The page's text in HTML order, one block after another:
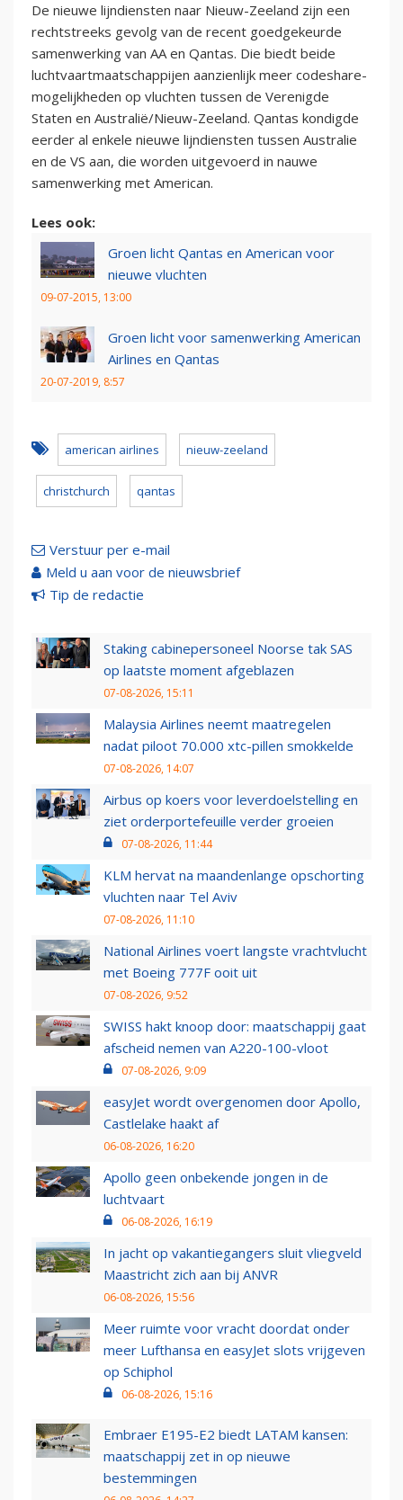
De nieuwe lijndiensten naar Nieuw-Zeeland zijn een
rechtstreeks gevolg van de recent goedgekeurde
samenwerking van AA en Qantas. Die biedt beide
luchtvaartmaatschappijen aanzienlijk meer codeshare-
mogelijkheden op vluchten tussen de Verenigde
Staten en Australië/Nieuw-Zeeland. Qantas kondigde
eerder al enkele nieuwe lijndiensten tussen Australie
en de VS aan, die worden uitgevoerd in nauwe
samenwerking met American.
Lees ook:
Groen licht Qantas en American voor
nieuwe vluchten
09-07-2015, 13:00
Groen licht voor samenwerking American
Airlines en Qantas
20-07-2019, 8:57
american airlines nieuw-zeeland
christchurch qantas
Verstuur per e-mail
Meld u aan voor de nieuwsbrief
Tip de redactie
Staking cabinepersoneel Noorse tak SAS
op laatste moment afgeblazen
07-08-2026, 15:11
Malaysia Airlines neemt maatregelen
nadat piloot 70.000 xtc-pillen smokkelde
07-08-2026, 14:07
Airbus op koers voor leverdoelstelling en
ziet orderportefeuille verder groeien
07-08-2026, 11:44
KLM hervat na maandenlange opschorting
vluchten naar Tel Aviv
07-08-2026, 11:10
National Airlines voert langste vrachtvlucht
met Boeing 777F ooit uit
07-08-2026, 9:52
SWISS hakt knoop door: maatschappij gaat
afscheid nemen van A220-100-vloot
07-08-2026, 9:09
easyJet wordt overgenomen door Apollo,
Castlelake haakt af
06-08-2026, 16:20
Apollo geen onbekende jongen in de
luchtvaart
06-08-2026, 16:19
In jacht op vakantiegangers sluit vliegveld
Maastricht zich aan bij ANVR
06-08-2026, 15:56
Meer ruimte voor vracht doordat onder
meer Lufthansa en easyJet slots vrijgeven
op Schiphol
06-08-2026, 15:16
Embraer E195-E2 biedt LATAM kansen:
maatschappij zet in op nieuwe
bestemmingen